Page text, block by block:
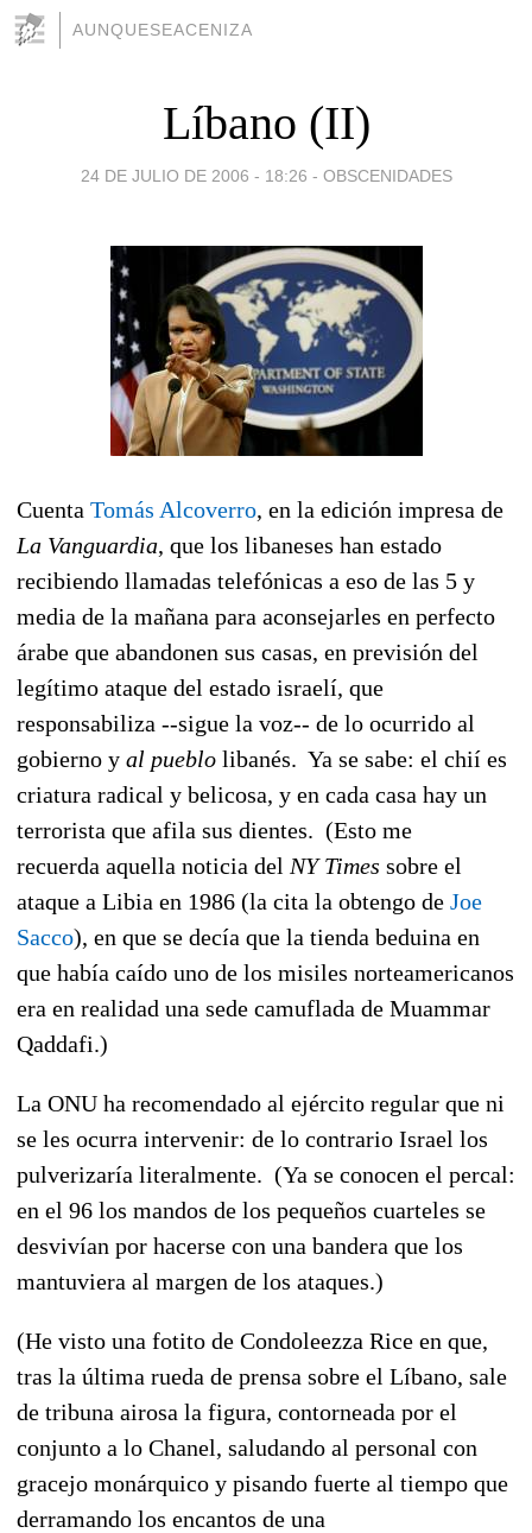
AUNQUESEACENIZA
Líbano (II)
24 DE JULIO DE 2006 - 18:26 - OBSCENIDADES
Cuenta Tomás Alcoverro, en la edición impresa de
La Vanguardia, que los libaneses han estado
recibiendo llamadas telefónicas a eso de las 5 y
media de la mañana para aconsejarles en perfecto
árabe que abandonen sus casas, en previsión del
legítimo ataque del estado israelí, que
responsabiliza --sigue la voz-- de lo ocurrido al
gobierno y al pueblo libanés. Ya se sabe: el chií es
criatura radical y belicosa, y en cada casa hay un
terrorista que afila sus dientes. (Esto me
recuerda aquella noticia del NY Times sobre el
ataque a Libia en 1986 (la cita la obtengo de Joe
Sacco), en que se decía que la tienda beduina en
que había caído uno de los misiles norteamericanos
era en realidad una sede camuflada de Muammar
Qaddafi.)
La ONU ha recomendado al ejército regular que ni
se les ocurra intervenir: de lo contrario Israel los
pulverizaría literalmente. (Ya se conocen el percal:
en el 96 los mandos de los pequeños cuarteles se
desvivían por hacerse con una bandera que los
mantuviera al margen de los ataques.)
(He visto una fotito de Condoleezza Rice en que,
tras la última rueda de prensa sobre el Líbano, sale
de tribuna airosa la figura, contorneada por el
conjunto a lo Chanel, saludando al personal con
gracejo monárquico y pisando fuerte al tiempo que
derramando los encantos de una